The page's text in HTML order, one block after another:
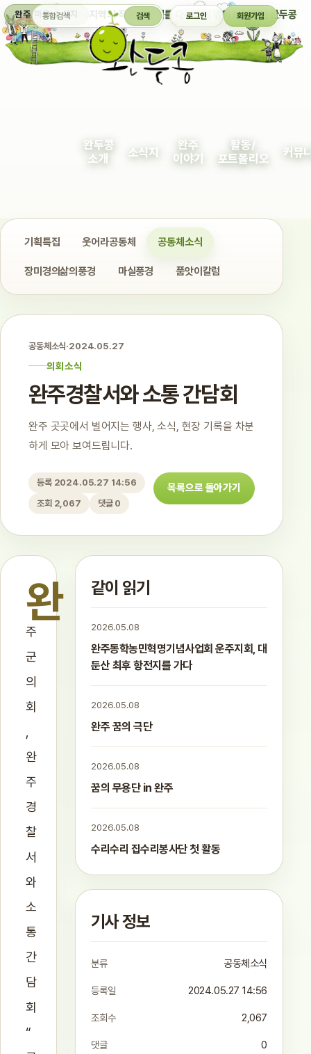
완주 마을 소식지 지역의 작은 이야기를 다정하게 엮어 보여주는 완두콩
통합검색 검색 로그인 회원가입
완두콩
소개
소식지
완주
이야기
활동/
포트폴리오
커뮤
기획특집 웃어라공동체 공동체소식
장미경의삶의풍경 마실풍경 품앗이칼럼
공동체소식·2024.05.27
의회소식
완주경찰서와 소통 간담회
완주 곳곳에서 벌어지는 행사, 소식, 현장 기록을 차분
하게 모아 보여드립니다.
등록 2024.05.27 14:56
조회 2,067
댓글 0
목록으로 돌아가기
완
주
군
의
회
완
주
경
찰
서
와
소
통
간
담
회
“
같이 읽기
2026.05.08
완주동학농민혁명기념사업회 운주지회, 대
둔산 최후 항전지를 가다
2026.05.08
완주 꿈의 극단
2026.05.08
꿈의 무용단 in 완주
2026.05.08
수리수리 집수리봉사단 첫 활동
기사 정보
분류 공동체소식
등록일 2024.05.27 14:56
조회수 2,067
댓글 0